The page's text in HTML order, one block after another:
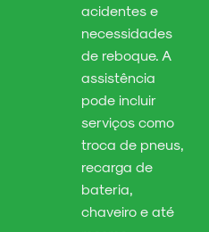
acidentes e
necessidades
de reboque. A
assistência
pode incluir
serviços como
troca de pneus,
recarga de
bateria,
chaveiro e até